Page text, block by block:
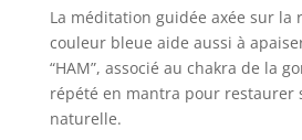
La méditation guidée axée sur la
couleur bleue aide aussi à
“HAM”, associé au chakra de la
répété en mantra pour restaurer
naturelle.